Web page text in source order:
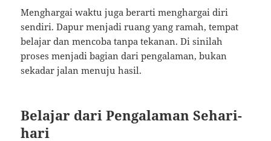
Menghargai waktu juga berarti menghargai diri
sendiri. Dapur menjadi ruang yang ramah, tempat
belajar dan mencoba tanpa tekanan. Di sinilah
proses menjadi bagian dari pengalaman, bukan
sekadar jalan menuju hasil.
Belajar dari Pengalaman Sehari-
hari